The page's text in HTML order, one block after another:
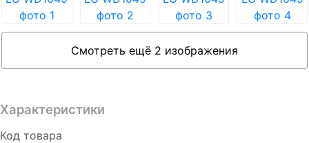
Смотреть ещё 2 изображения
Характеристики
Код товара